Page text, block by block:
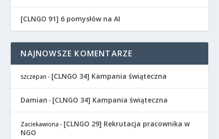
[CLNGO 91] 6 pomysłów na AI
NAJNOWSZE KOMENTARZE
szczepan - [CLNGO 34] Kampania świąteczna
Damian - [CLNGO 34] Kampania świąteczna
Zaciekawiona - [CLNGO 29] Rekrutacja pracownika w
NGO